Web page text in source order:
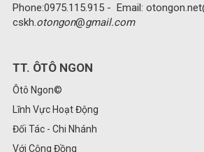
Phone:0975.115.915 - Email:
cskh.otongon@gmail.com
TT. ÔTÔ NGON
Ôtô Ngon©
Lĩnh Vực Hoạt Động
Đối Tác - Chi Nhánh
Với Cộng Đồng